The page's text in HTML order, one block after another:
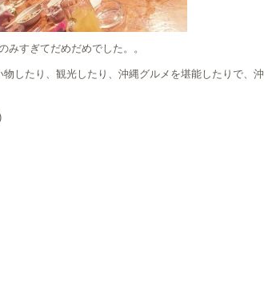
すぎてだめだめでした。。
したり、観光したり、沖縄グルメを堪能したりで、沖